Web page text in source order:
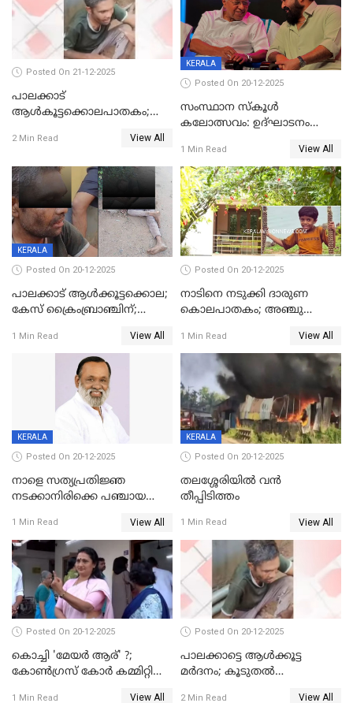
Posted On 21-12-2025
പാലക്കാട്‌
ആൾകൂട്ടക്കൊലപാതകം;
ഊർജ്ജിതമാക്കിമാക്കി
2 Min Read View All
KERALA
Posted On 20-12-2025
സംസ്ഥാന സ്കൂൾ
കലോത്സവം: ഉദ്ഘാടനം
മുഖ്യാതിഥിയായി
മോഹൻലാൽ
1 Min Read View All
KERALA
Posted On 20-12-2025
പാലക്കാട് ആൾക്കൂട്ടക്കൊല;
കേസ് ക്രൈംബ്രാഞ്ചിന്;
അന്വേഷിക്കും
1 Min Read View All
Posted On 20-12-2025
നാടിനെ നടുക്കി ദാരുണ
കൊലപാതകം; അഞ്ചു
കഴുത്തുഞെരിച്ച് കൊന്നു
1 Min Read View All
KERALA
Posted On 20-12-2025
നാളെ സത്യപ്രതിജ്ഞ
നടക്കാനിരിക്കെ പഞ്ചായത്ത്
1 Min Read View All
KERALA
Posted On 20-12-2025
തലശ്ശേരിയിൽ വൻ
തീപ്പിടിത്തം
1 Min Read View All
Posted On 20-12-2025
കൊച്ചി 'മേയർ ആര്' ?;
കോണ്‍ഗ്രസ് കോര്‍ കമ്മിറ്റി
1 Min Read View All
Posted On 20-12-2025
പാലക്കാട്ടെ ആള്‍ക്കൂട്ട
മര്‍ദനം; കൂടുതല്‍
2 Min Read View All